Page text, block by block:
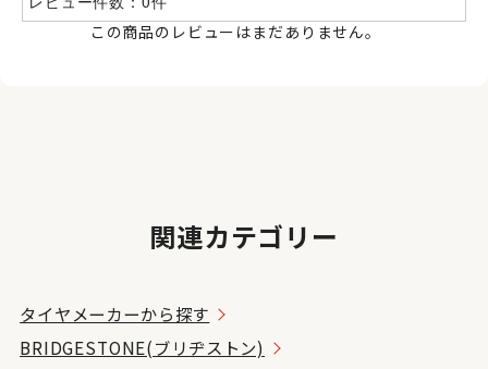
この商品のレビューはまだありません。
関連カテゴリー
タイヤメーカーから探す
BRIDGESTONE(ブリヂストン)